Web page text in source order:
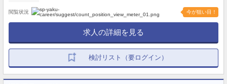
閲覧状況 今が狙い目！
求人の詳細を見る
検討リスト（要ログイン）